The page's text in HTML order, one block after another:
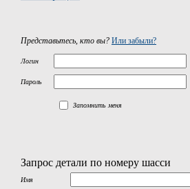
Представьтесь, кто вы? Или забыли?
Логин
Пароль
Запомнить меня
Запрос детали по номеру шасси
Имя